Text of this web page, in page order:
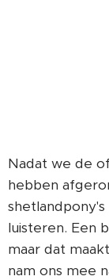
Nadat we de
hebben
luisteren. Een
maar dat
nam ons mee